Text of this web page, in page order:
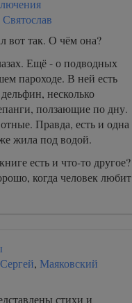
вот так. О чём она?
Ещё - о подводных
пароходе. В ней есть
несколько
ползающие по дну.
Правда, есть и одна
жила под водой.
есть и что-то другое?
когда человек любит
, Маяковский
стихи и